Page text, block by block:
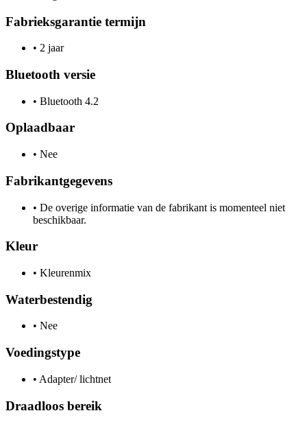
Fabrieksgarantie termijn
• 2 jaar
Bluetooth versie
• Bluetooth 4.2
Oplaadbaar
• Nee
Fabrikantgegevens
• De overige informatie van de fabrikant is momenteel niet
beschikbaar.
Kleur
• Kleurenmix
Waterbestendig
• Nee
Voedingstype
• Adapter/ lichtnet
Draadloos bereik